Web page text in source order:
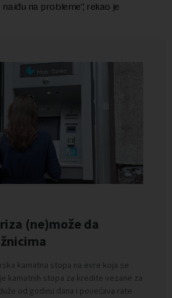
na probleme“, rekao je